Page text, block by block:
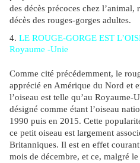
des décès précoces chez l’animal,
décès des rouges-gorges adultes.
4. LE ROUGE-GORGE EST
Royaume -Unie
Comme cité précédemment, le
apprécié en Amérique du Nord et
l’oiseau est telle qu’au Royaume-
désigné comme étant l’oiseau
1990 puis en 2015. Cette
ce petit oiseau est largement
Britanniques. Il est en effet
mois de décembre, et ce, malgré